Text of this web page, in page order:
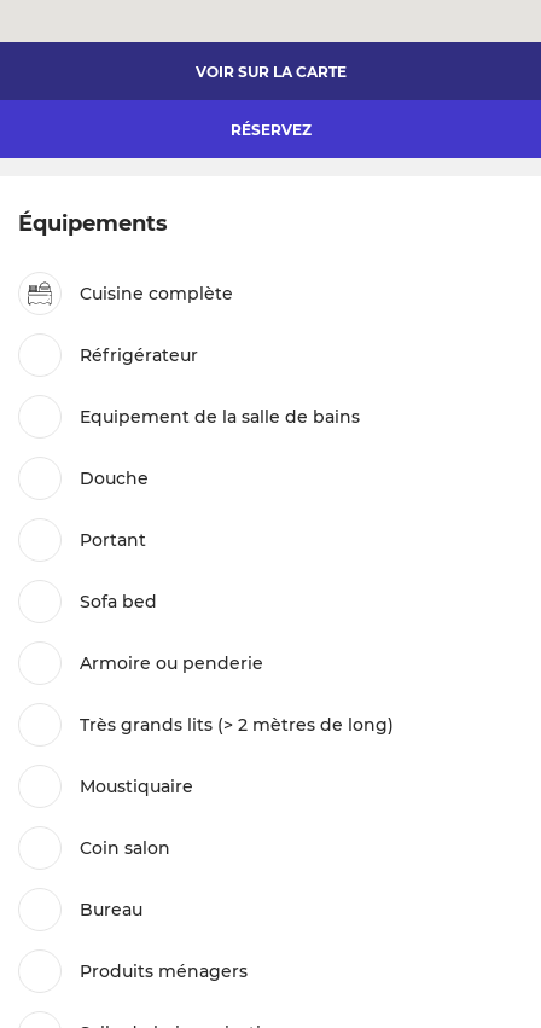
VOIR SUR LA CARTE
RÉSERVEZ
Équipements
Cuisine complète
Réfrigérateur
Equipement de la salle de bains
Douche
Portant
Sofa bed
Armoire ou penderie
Très grands lits (> 2 mètres de long)
Moustiquaire
Coin salon
Bureau
Produits ménagers